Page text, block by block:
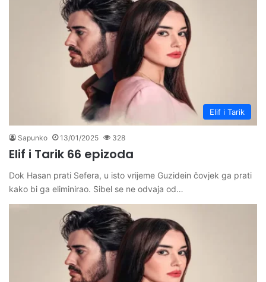
Elif i Tarik
Sapunko 13/01/2025 328
Elif i Tarik 66 epizoda
Dok Hasan prati Sefera, u isto vrijeme Guzidein čovjek ga prati
kako bi ga eliminirao. Sibel se ne odvaja od…